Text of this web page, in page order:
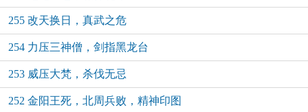
255 改天换日，真武之危
254 力压三神僧，剑指黑龙台
253 威压大梵，杀伐无忌
252 金阳王死，北周兵败，精神印图